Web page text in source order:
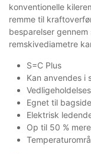
konventionelle
remme til
besparelser
remskivediametre
S=C Plus
Kan anvendes i
Egnet til
Elektrisk
Op til 50 %